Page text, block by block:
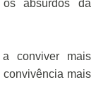
absurdos da
conviver mais
convivência mais